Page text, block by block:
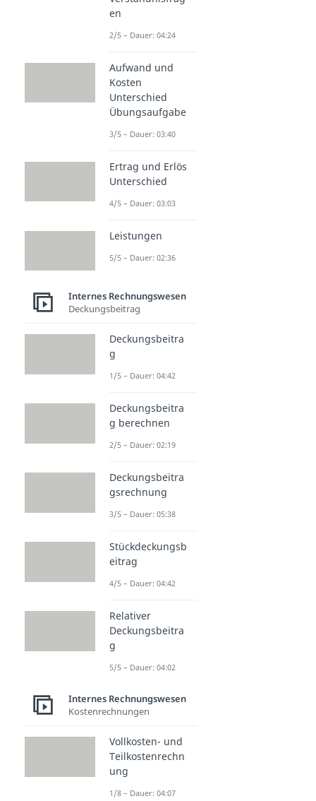
en
2/5 – Dauer: 04:24
Aufwand und
Kosten
Unterschied
Übungsaufgabe
3/5 – Dauer: 03:40
Ertrag und Erlös
Unterschied
4/5 – Dauer: 03:03
Leistungen
5/5 – Dauer: 02:36
Internes Rechnungswesen
Deckungsbeitrag
Deckungsbeitra
g
1/5 – Dauer: 04:42
Deckungsbeitra
g berechnen
2/5 – Dauer: 02:19
Deckungsbeitra
gsrechnung
3/5 – Dauer: 05:38
Stückdeckungsb
eitrag
4/5 – Dauer: 04:42
Relativer
Deckungsbeitra
g
5/5 – Dauer: 04:02
Internes Rechnungswesen
Kostenrechnungen
Vollkosten- und
Teilkostenrechn
ung
1/8 – Dauer: 04:07